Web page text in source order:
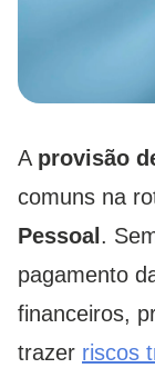
A provisão
comuns na
Pessoal .
pagamento
financeiros,
trazer riscos